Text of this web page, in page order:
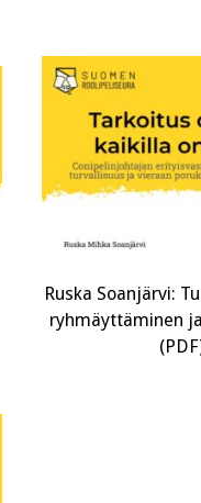
Ruska Soanjärvi:
ryhmäyttäminen